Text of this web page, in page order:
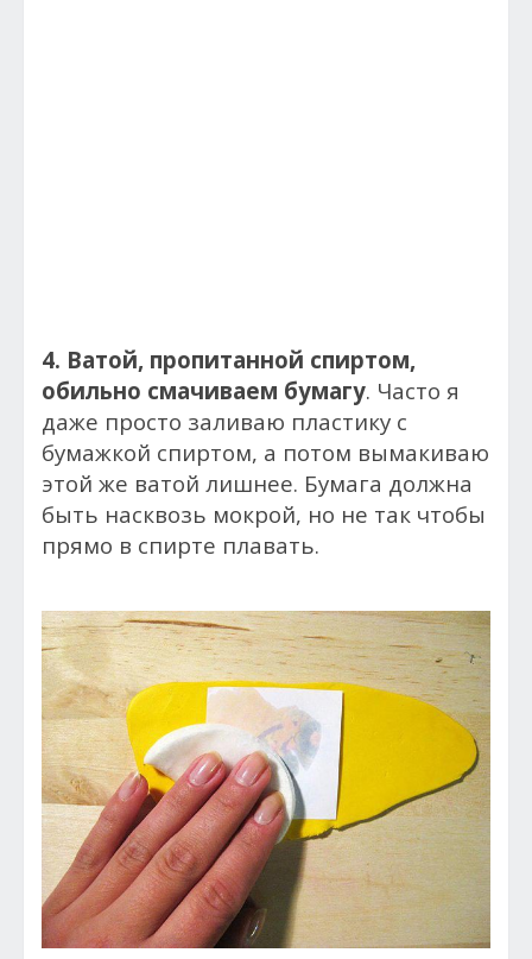
4. Ватой, пропитанной спиртом,
обильно смачиваем бумагу. Часто я
даже просто заливаю пластику с
бумажкой спиртом, а потом вымакиваю
этой же ватой лишнее. Бумага должна
быть насквозь мокрой, но не так чтобы
прямо в спирте плавать.